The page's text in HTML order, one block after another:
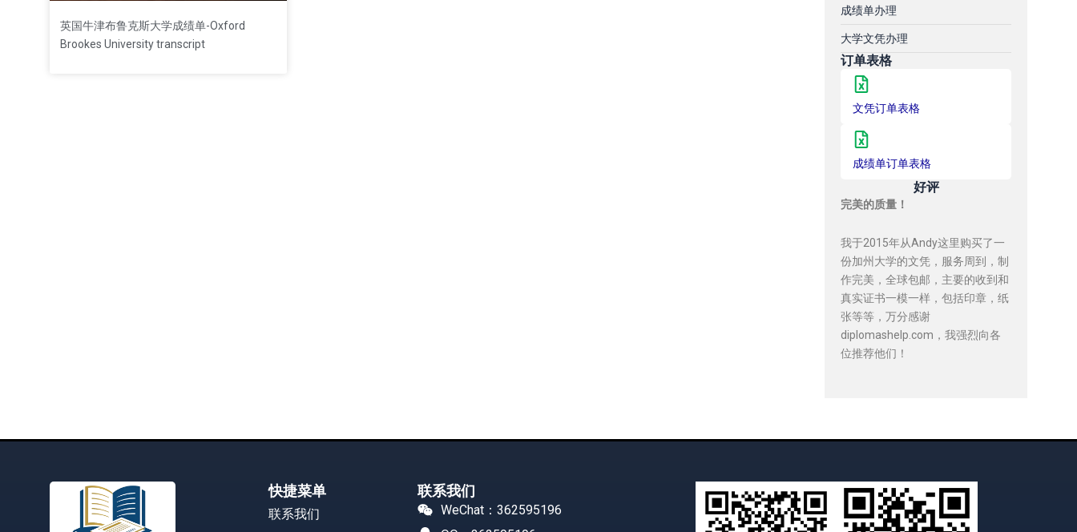
英国牛津布鲁克斯大学成绩单-Oxford
Brookes University transcript
成绩单办理
大学文凭办理
订单表格
文凭订单表格
成绩单订单表格
好评
完美的质量！
我于2015年从Andy这里购买了一
份加州大学的文凭，服务周到，制
作完美，全球包邮，主要的收到和
真实证书一模一样，包括印章，纸
张等等，万分感谢
diplomashelp.com，我强烈向各
位推荐他们！
快捷菜单
联系我们
联系我们
WeChat：362595196